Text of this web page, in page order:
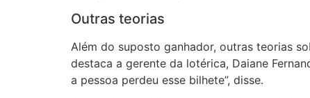
Outras teorias
Além do suposto ganhador, outras teorias
destaca a gerente da lotérica, Daiane
a pessoa perdeu esse bilhete”, disse.